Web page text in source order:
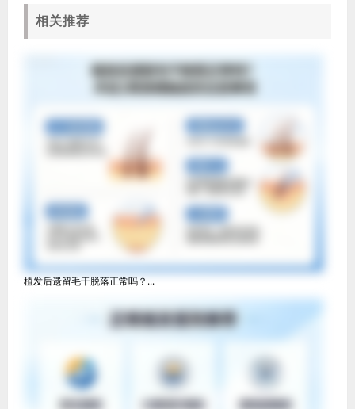
相关推荐
植发后遗留毛干脱落正常吗？...